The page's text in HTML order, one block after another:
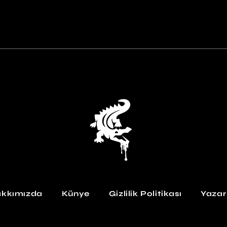
Künye Gizlilik Politikası